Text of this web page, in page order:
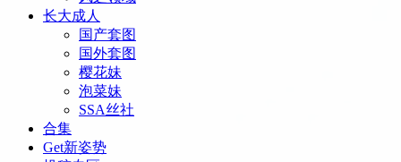
长大成人
国产套图
国外套图
樱花妹
泡菜妹
SSA丝社
合集
Get新姿势